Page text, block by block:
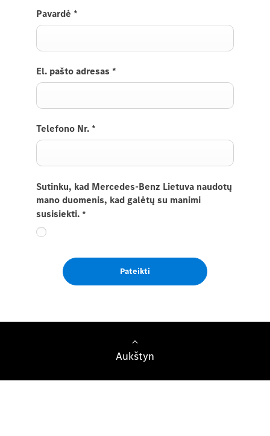
Pavardė *
El. pašto adresas *
Telefono Nr. *
Sutinku, kad Mercedes-Benz Lietuva naudotų
mano duomenis, kad galėtų su manimi
susisiekti. *
Pateikti
Aukštyn
Komerciniai automobiliai